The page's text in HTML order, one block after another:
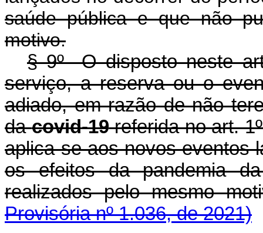
saúde pública e que não
motivo.
§ 9º O disposto neste
serviço, a reserva ou o
adiado, em razão de não
dacovid-19referida no art.
aplica-se aos novos eventos
os efeitos da pandemia
realizados pelo mesmo
Provisória nº 1.036, de 2021)